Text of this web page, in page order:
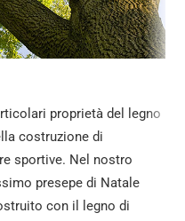
proprietà del legno
costruzione di
sportive. Nel nostro
presepe di Natale
con il legno di